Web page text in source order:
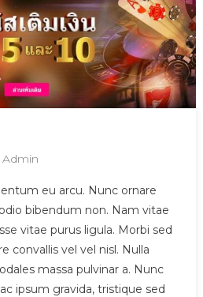
Admin
eu arcu. Nunc ornare
bibendum non. Nam vitae
vitae purus ligula. Morbi sed
convallis vel vel nisl. Nulla
massa pulvinar a. Nunc
ipsum gravida, tristique sed